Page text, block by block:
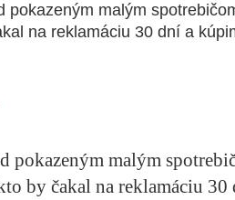
pokazeným malým
na reklamáciu 30 dní a
pokazeným malým
by čakal na reklamáciu